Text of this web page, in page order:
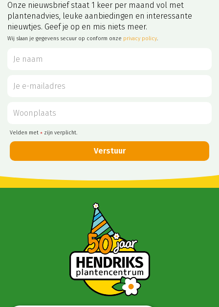
Onze nieuwsbrief staat 1 keer per maand vol met
plantenadvies, leuke aanbiedingen en interessante
nieuwtjes. Geef je op en mis niets meer.
Wij slaan je gegevens secuur op conform onze privacy policy.
Velden met * zijn verplicht.